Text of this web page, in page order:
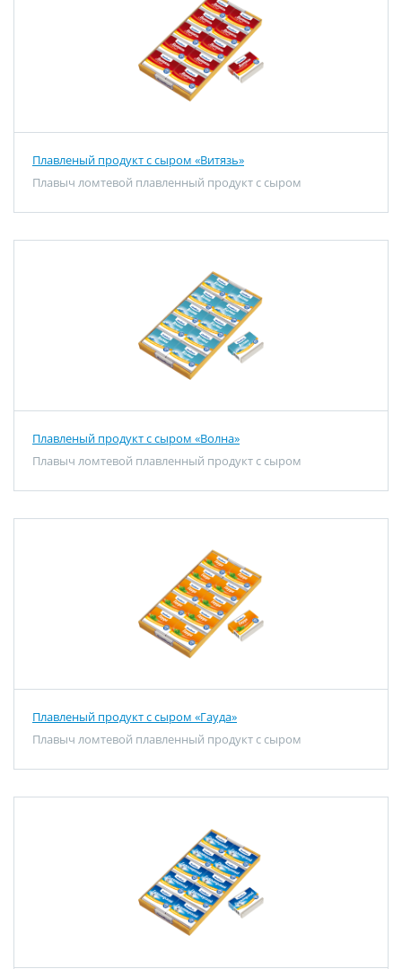
Плавленый продукт с сыром «Витязь»
Плавыч ломтевой плавленный продукт с сыром
Плавленый продукт с сыром «Волна»
Плавыч ломтевой плавленный продукт с сыром
Плавленый продукт с сыром «Гауда»
Плавыч ломтевой плавленный продукт с сыром